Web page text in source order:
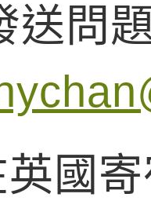
送問
國